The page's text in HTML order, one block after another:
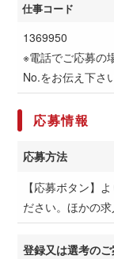
仕事コード
1369950
※電話でご応募の
No.をお伝え下さ
応募情報
応募方法
【応募ボタン】
ださい。ほかの求
登録又は選考の